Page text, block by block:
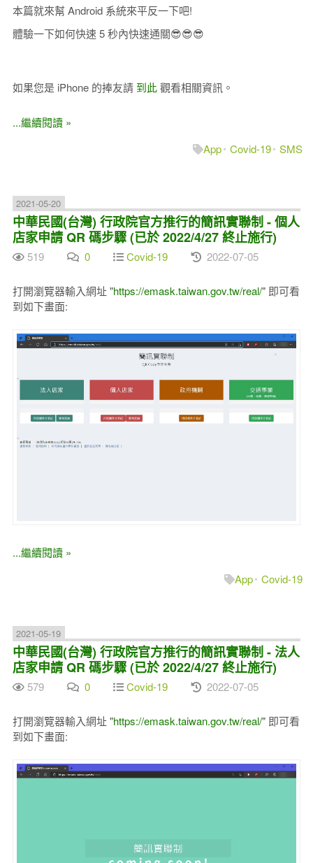
本篇就來幫 Android 系統來平反一下吧!
體驗一下如何快速 5 秒內快速通關😎😎😎
如果您是 iPhone 的捧友請 到此觀看相關資訊。
...繼續閱讀 »
App Covid-19 SMS
2021-05-20
中華民國(台灣) 行政院官方推行的簡訊實聯制 - 個人
店家申請 QR 碼步驟 (已於 2022/4/27 終止施行)
519 0 Covid-19 2022-07-05
打開瀏覽器輸入網址 "https://emask.taiwan.gov.tw/real/" 即可看
到如下畫面:
...繼續閱讀 »
App Covid-19
2021-05-19
中華民國(台灣) 行政院官方推行的簡訊實聯制 - 法人
店家申請 QR 碼步驟 (已於 2022/4/27 終止施行)
579 0 Covid-19 2022-07-05
打開瀏覽器輸入網址 "https://emask.taiwan.gov.tw/real/" 即可看
到如下畫面: